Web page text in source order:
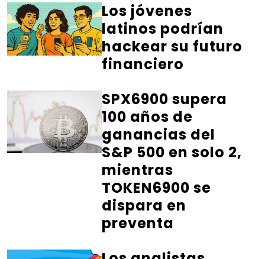
Los jóvenes
latinos podrían
hackear su futuro
financiero
SPX6900 supera
100 años de
ganancias del
S&P 500 en solo 2,
mientras
TOKEN6900 se
dispara en
preventa